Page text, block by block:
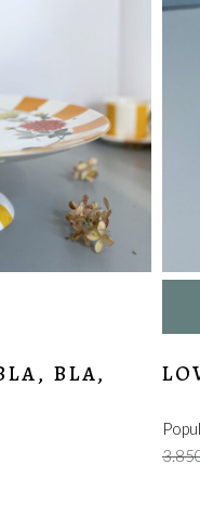
STAVOM